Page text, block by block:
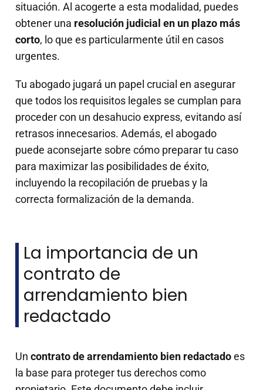
situación. Al acogerte a esta modalidad, puedes
obtener una resolución judicial en un plazo más
corto, lo que es particularmente útil en casos
urgentes.
Tu abogado jugará un papel crucial en asegurar
que todos los requisitos legales se cumplan para
proceder con un desahucio express, evitando así
retrasos innecesarios. Además, el abogado
puede aconsejarte sobre cómo preparar tu caso
para maximizar las posibilidades de éxito,
incluyendo la recopilación de pruebas y la
correcta formalización de la demanda.
La importancia de un
contrato de
arrendamiento bien
redactado
Un contrato de arrendamiento bien redactadoes
la base para proteger tus derechos como